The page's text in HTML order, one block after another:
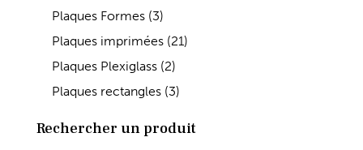
Plaques Formes (3)
Plaques imprimées (21)
Plaques Plexiglass (2)
Plaques rectangles (3)
Rechercher un produit